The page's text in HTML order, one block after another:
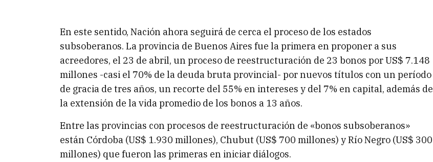
En este sentido, Nación ahora seguirá de cerca el proceso de los estados
subsoberanos. La provincia de Buenos Aires fue la primera en proponer a sus
acreedores, el 23 de abril, un proceso de reestructuración de 23 bonos por US$ 7.148
millones -casi el 70% de la deuda bruta provincial- por nuevos títulos con un período
de gracia de tres años, un recorte del 55% en intereses y del 7% en capital, además de
la extensión de la vida promedio de los bonos a 13 años.
Entre las provincias con procesos de reestructuración de «bonos subsoberanos»
están Córdoba (US$ 1.930 millones), Chubut (US$ 700 millones) y Río Negro (US$ 300
millones) que fueron las primeras en iniciar diálogos.